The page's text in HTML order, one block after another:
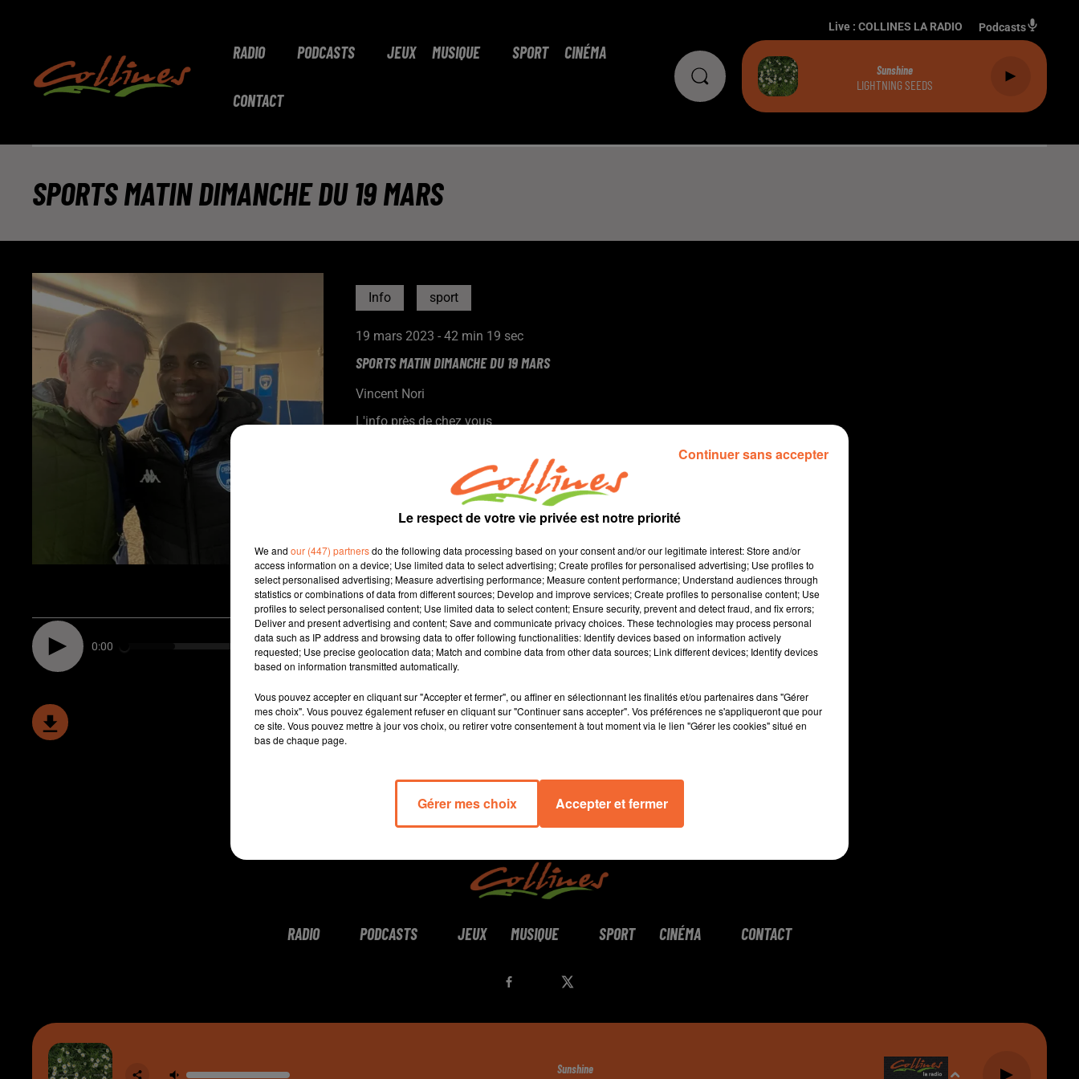
RADIO PODCASTS JEUX MUSIQUE SPORT CINÉMA
CONTACT
Live : COLLINES LA RADIO Podcasts
Sunshine
LIGHTNING SEEDS
SPORTS MATIN DIMANCHE DU 19 MARS
Info sport
19 mars 2023 - 42 min 19 sec
SPORTS MATIN DIMANCHE DU 19 MARS
Vincent Nori
L'info près de chez vous
- Agrifoot 79 : les 5-6 et 7 Avril prochain sur une organisation du
lycée des Sicaudières à Bressuire
- Margot Blanchard et Romy Charles de retour du Trophy
Lapony où elles ont porté la cause de l’association OSE
- Cholet s’incline face à l’Asvel en 1/4 de finale de la Coupe de
France : regrets et fierté évoqués au micro de François Larue
- Hugo Hay va mieux : il nous dit tout de son état de forme et
des objectifs
0:00 42 min 19 sec
RADIO PODCASTS JEUX MUSIQUE SPORT CINÉMA CONTACT
Sunshine
Le respect de votre vie privée est notre priorité
We and our (447) partnersdo the following data processing based on your consent and/or our legitimate interest: Store and/or
access information on a device; Use limited data to select advertising; Create profiles for personalised advertising; Use profiles to
select personalised advertising; Measure advertising performance; Measure content performance; Understand audiences through
statistics or combinations of data from different sources; Develop and improve services; Create profiles to personalise content; Use
profiles to select personalised content; Use limited data to select content; Ensure security, prevent and detect fraud, and fix errors;
Deliver and present advertising and content; Save and communicate privacy choices. These technologies may process personal
data such as IP address and browsing data to offer following functionalities: Identify devices based on information actively
requested; Use precise geolocation data; Match and combine data from other data sources; Link different devices; Identify devices
based on information transmitted automatically.
Vous pouvez accepter en cliquant sur "Accepter et fermer", ou affiner en sélectionnant les finalités et/ou partenaires dans "Gérer
mes choix". Vous pouvez également refuser en cliquant sur "Continuer sans accepter". Vos préférences ne s'appliqueront que pour
ce site. Vous pouvez mettre à jour vos choix, ou retirer votre consentement à tout moment via le lien "Gérer les cookies" situé en
bas de chaque page.
Gérer mes choix Accepter et fermer
Continuer sans accepter